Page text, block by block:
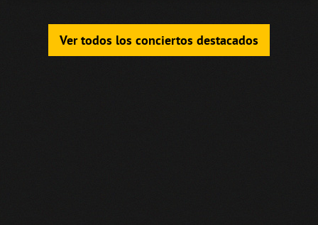
Ver todos los conciertos destacados